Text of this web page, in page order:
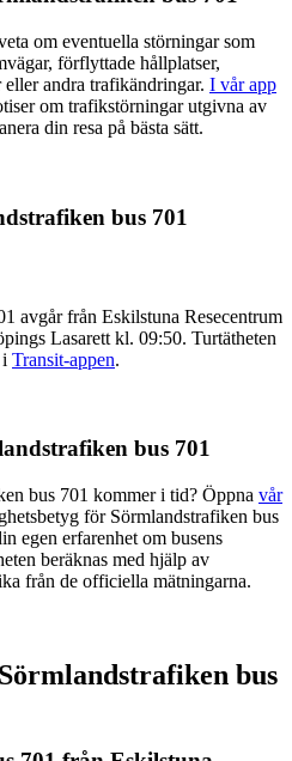
om eventuella störningar som
förflyttade hållplatser,
andra trafikändringar. I vår app
om trafikstörningar utgivna av
din resa på bästa sätt.
bus 701
avgår från Eskilstuna Resecentrum
Lasarett kl. 09:50. Turtätheten
Transit-appen.
bus 701
bus 701 kommer i tid? Öppna vår
för Sörmlandstrafiken bus
egen erfarenhet om busens
beräknas med hjälp av
från de officiella mätningarna.
bus